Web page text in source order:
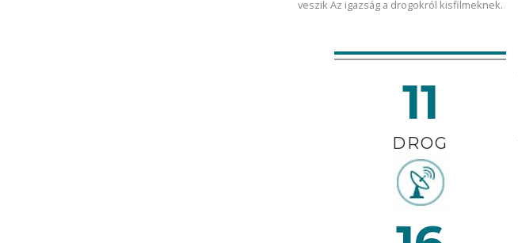
veszik Az igazság a drogokról kisfilmeknek.
11
DROG